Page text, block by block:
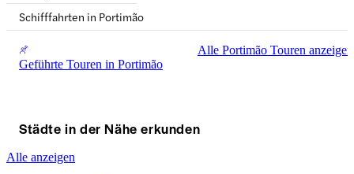
Schifffahrten in Portimão
Geführte Touren in Portimão
Alle Portimão Touren anzeigen
Städte in der Nähe erkunden
Alle anzeigen